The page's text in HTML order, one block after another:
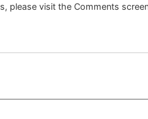
please visit the Comments